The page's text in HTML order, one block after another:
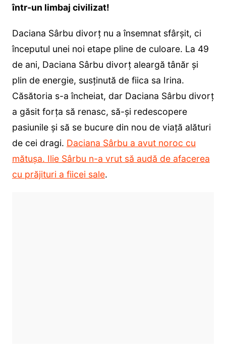
într-un limbaj civilizat!
Daciana Sârbu divorț nu a însemnat sfârșit, ci
începutul unei noi etape pline de culoare. La 49
de ani, Daciana Sârbu divorț aleargă tânăr și
plin de energie, susținută de fiica sa Irina.
Căsătoria s-a încheiat, dar Daciana Sârbu divorț
a găsit forța să renasc, să-și redescopere
pasiunile și să se bucure din nou de viață alături
de cei dragi. Daciana Sârbu a avut noroc cu
mătușa. Ilie Sârbu n-a vrut să audă de afacerea
cu prăjituri a fiicei sale.